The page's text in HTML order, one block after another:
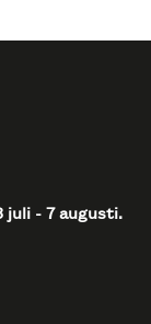
juli - 7 augusti.